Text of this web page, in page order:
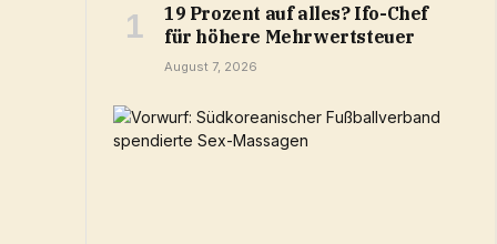
19 Prozent auf alles? Ifo-Chef
für höhere Mehrwertsteuer
August 7, 2026